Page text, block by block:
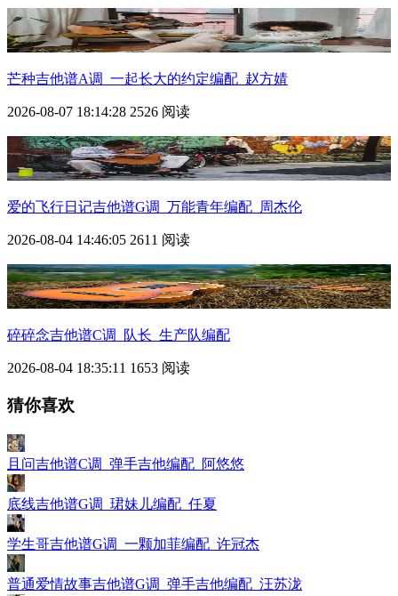
芒种吉他谱A调_一起长大的约定编配_赵方婧
2026-08-07 18:14:28 2526 阅读
爱的飞行日记吉他谱G调_万能青年编配_周杰伦
2026-08-04 14:46:05 2611 阅读
碎碎念吉他谱C调_队长_生产队编配
2026-08-04 18:35:11 1653 阅读
猜你喜欢
且问吉他谱C调_弹手吉他编配_阿悠悠
底线吉他谱G调_珺妹儿编配_任夏
学生哥吉他谱G调_一颗加菲编配_许冠杰
普通爱情故事吉他谱G调_弹手吉他编配_汪苏泷